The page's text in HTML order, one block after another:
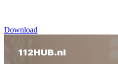
Download